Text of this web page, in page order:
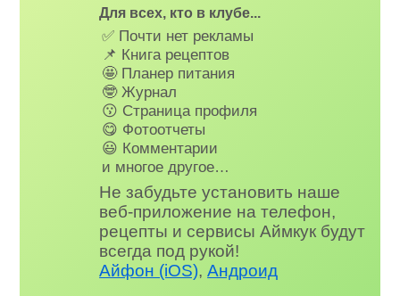
Для всех, кто в клубе...
✅ Почти нет рекламы
📌 Книга рецептов
🤩 Планер питания
🤓 Журнал
😗 Страница профиля
😋 Фотоотчеты
😃 Комментарии
и многое другое…
Не забудьте установить наше
веб-приложение на телефон,
рецепты и сервисы Аймкук будут
всегда под рукой!
Айфон (iOS),Андроид